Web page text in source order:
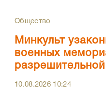
Общество
Минкульт
военных
10.08.2026 10:24